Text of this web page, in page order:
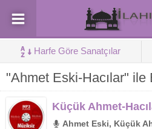
Harfe Göre Sanatçılar
"Ahmet Eski-Hacılar"
Küçük Ahmet-
Ahmet Eski, Küçük